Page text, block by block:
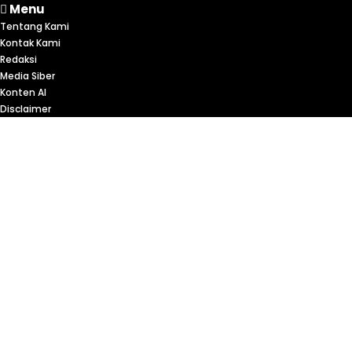
Menu
Tentang Kami
Kontak Kami
Redaksi
Media Siber
Konten AI
Disclaimer